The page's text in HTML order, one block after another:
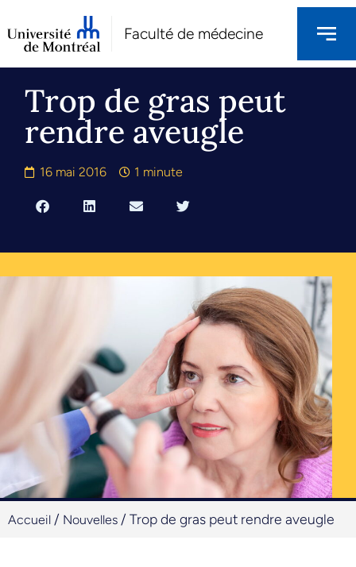
Faculté de médecine
Trop de gras peut
rendre aveugle
16 mai 2016 1 minute
Accueil / Nouvelles / Trop de gras peut rendre aveugle